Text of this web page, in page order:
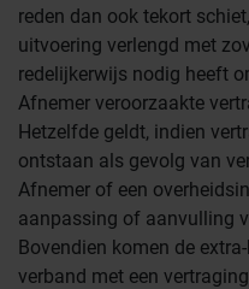
reden dan ook tekort
uitvoering verlengd met
redelijkerwijs nodig heeft
Afnemer veroorzaakte
Hetzelfde geldt, indien
ontstaan als gevolg van
Afnemer of een
aanpassing of aanvulling
Bovendien komen de
verband met een